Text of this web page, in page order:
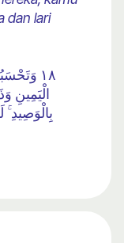
dan lari
١٨
الْيَمِينِ
بِالْوَصِيدِ